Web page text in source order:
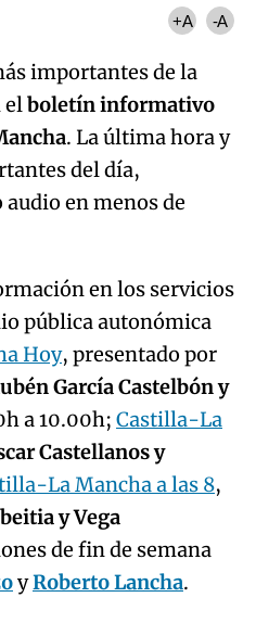
+A -A
importantes de la
elboletín informativo
. La última hora y
del día,
en menos de
en los servicios
pública autonómica
Hoy, presentado por
García Castelbón y
a 10.00h; Castilla-La
Castellanos y
La Mancha a las 8,
y Vega
de fin de semana
yRoberto Lancha.